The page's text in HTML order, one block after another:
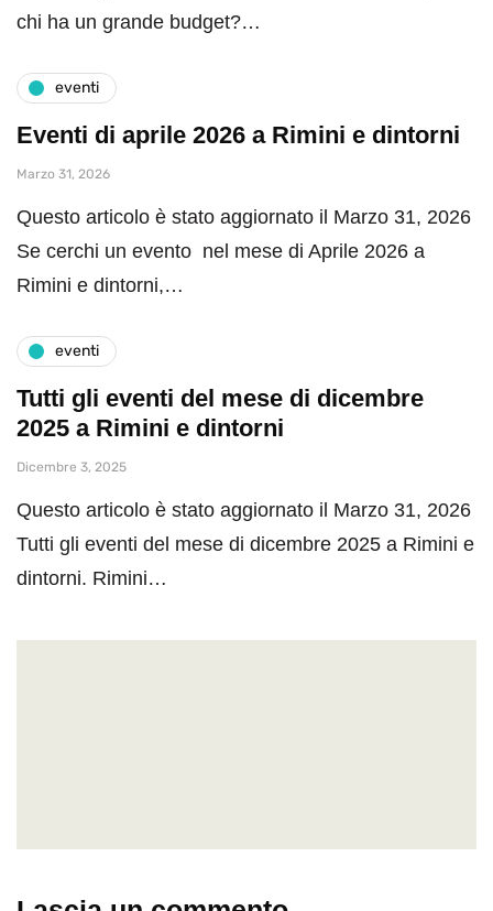
chi ha un grande budget?…
eventi
Eventi di aprile 2026 a Rimini e dintorni
Marzo 31, 2026
Questo articolo è stato aggiornato il Marzo 31, 2026
Se cerchi un evento nel mese di Aprile 2026 a
Rimini e dintorni,…
eventi
Tutti gli eventi del mese di dicembre
2025 a Rimini e dintorni
Dicembre 3, 2025
Questo articolo è stato aggiornato il Marzo 31, 2026
Tutti gli eventi del mese di dicembre 2025 a Rimini e
dintorni. Rimini…